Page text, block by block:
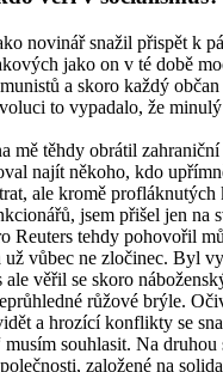
novinář snažil přispět k
jako on v té době
a skoro každý
to vypadalo, že
mě těhdy obrátil
najít někoho, kdo
ale kromě
jsem přišel jen na
Reuters tehdy pohovořil
už vůbec ne zločinec. Byl
věřil se skoro
růžové brýle.
a hrozící konflikty se
souhlasit. Na
založené na